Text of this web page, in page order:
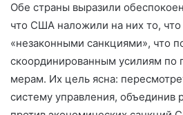
Обе страны выразили
что США наложили на них то, что
«незаконными санкциями», что
скоординированным усилиям по
мерам. Их цель ясна:
систему управления, объединив